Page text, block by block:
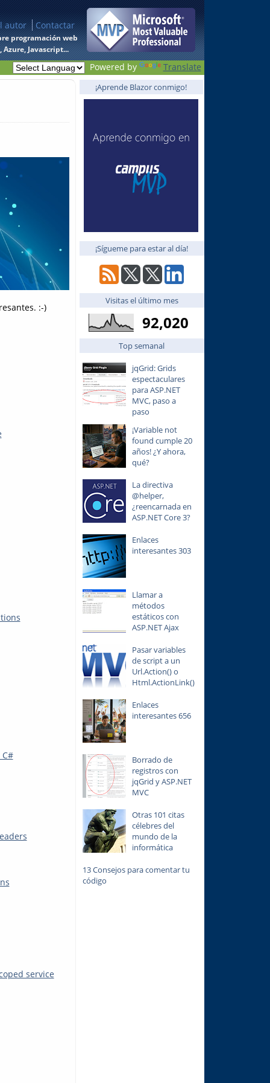
autor Contactar
programación web
Azure, Javascript...
Powered by Translate
:-)
service
¡Aprende Blazor conmigo!
¡Sígueme para estar al día!
Visitas el último mes
92,020
Top semanal
jqGrid: Grids
espectaculares
para ASP.NET
MVC, paso a
paso
¡Variable not
found cumple 20
años! ¿Y ahora,
qué?
La directiva
@helper,
¿reencarnada en
ASP.NET Core 3?
Enlaces
interesantes 303
Llamar a
métodos
estáticos con
ASP.NET Ajax
Pasar variables
de script a un
Url.Action() o
Html.ActionLink()
Enlaces
interesantes 656
Borrado de
registros con
jqGrid y ASP.NET
MVC
Otras 101 citas
célebres del
mundo de la
informática
13 Consejos para comentar tu
código